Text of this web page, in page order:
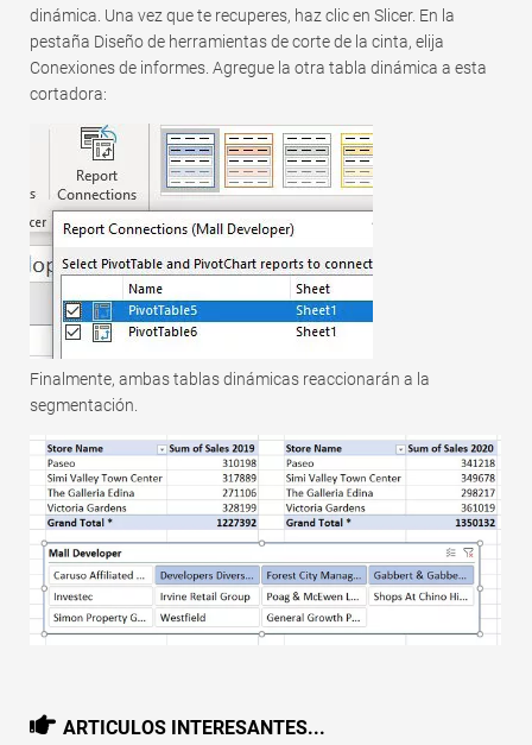
dinámica. Una vez que te recuperes, haz clic en Slicer. En la
pestaña Diseño de herramientas de corte de la cinta, elija
Conexiones de informes. Agregue la otra tabla dinámica a esta
cortadora:
Finalmente, ambas tablas dinámicas reaccionarán a la
segmentación.
ARTICULOS INTERESANTES...